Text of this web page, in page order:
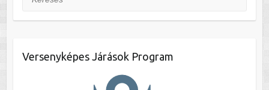
Versenyképes Járások Program